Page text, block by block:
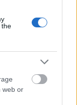
the
web or
a, ami alig
ez alig több
a, ami pedig a